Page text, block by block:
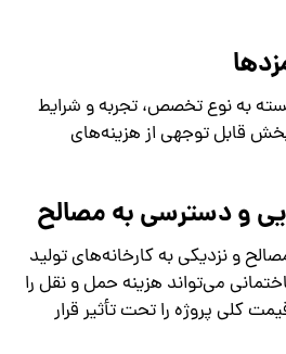
به نوع تخصص، تجربه و شرایط
قابل توجهی از هزینه‌های
و دسترسی به مصالح
و نزدیکی به کارخانه‌های تولید
می‌تواند هزینه حمل و نقل را
کلی پروژه را تحت تأثیر قرار